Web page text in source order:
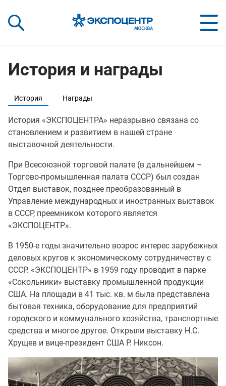
Shows:
a Key to Your Success
выставки вашего
История и награды
История Награды
История «ЭКСПОЦЕНТРА» неразрывно связана со
становлением и развитием в нашей стране
выставочной деятельности.
При Всесоюзной торговой палате (в дальнейшем –
Торгово-промышленная палата СССР) был создан
Отдел выставок, позднее преобразованный в
Управление международных и иностранных выставок
в СССР, преемником которого является
«ЭКСПОЦЕНТР».
В 1950-е годы значительно возрос интерес зарубежных
деловых кругов к экономическому сотрудничеству с
СССР. «ЭКСПОЦЕНТР» в 1959 году проводит в парке
«Сокольники» выставку промышленной продукции
США. На площади в 41 тыс. кв. м была представлена
бытовая техника, оборудование для предприятий
городского и коммунального хозяйства, транспортные
средства и многое другое. Открыли выставку Н.С.
Хрущев и вице-президент США Р. Никсон.